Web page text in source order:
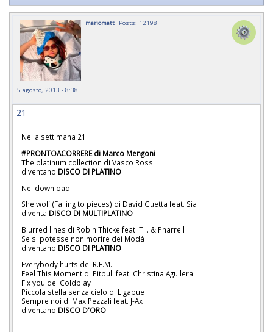
mariomatt Posts: 12198
5 agosto, 2013 - 8:38
21
Nella settimana 21
#PRONTOACORRERE di Marco Mengoni
The platinum collection di Vasco Rossi
diventano DISCO DI PLATINO
Nei download
She wolf (Falling to pieces) di David Guetta feat. Sia
diventa DISCO DI MULTIPLATINO
Blurred lines di Robin Thicke feat. T.I. & Pharrell
Se si potesse non morire dei Modà
diventano DISCO DI PLATINO
Everybody hurts dei R.E.M.
Feel This Moment di Pitbull feat. Christina Aguilera
Fix you dei Coldplay
Piccola stella senza cielo di Ligabue
Sempre noi di Max Pezzali feat. J-Ax
diventano DISCO D'ORO